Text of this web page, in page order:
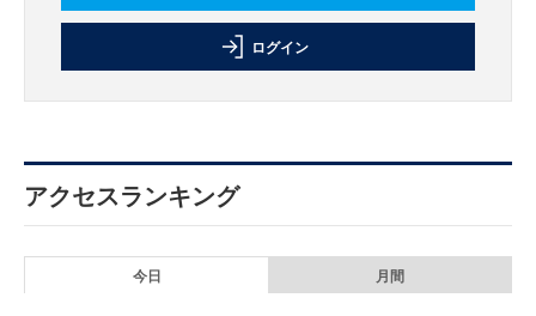
ログイン
アクセスランキング
今日 月間